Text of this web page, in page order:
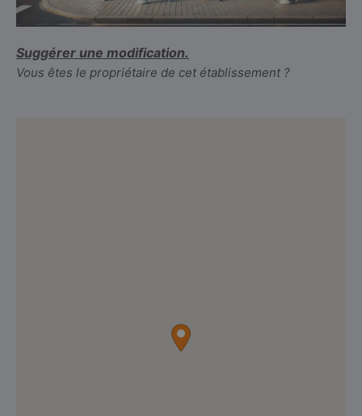
Suggérer une modification.
Vous êtes le propriétaire de cet établissement ?